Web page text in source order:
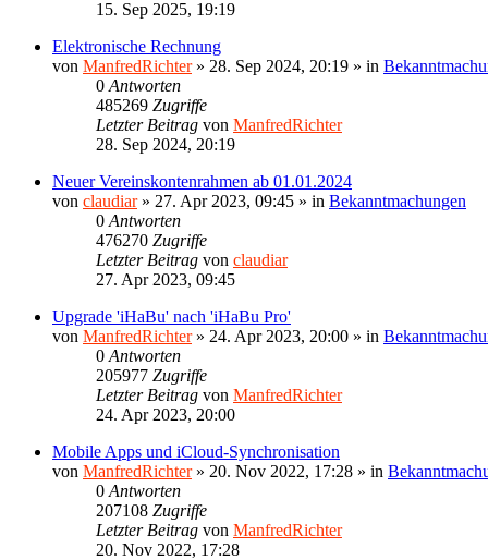
15. Sep 2025, 19:19
Elektronische Rechnung
von ManfredRichter» 28. Sep 2024, 20:19 » in
0 Antworten
485269 Zugriffe
Letzter Beitrag von ManfredRichter
28. Sep 2024, 20:19
Neuer Vereinskontenrahmen ab 01.01.2024
von claudiar» 27. Apr 2023, 09:45 » in Bekanntmachungen
0 Antworten
476270 Zugriffe
Letzter Beitrag von claudiar
27. Apr 2023, 09:45
Upgrade 'iHaBu' nach 'iHaBu Pro'
von ManfredRichter» 24. Apr 2023, 20:00 » in
0 Antworten
205977 Zugriffe
Letzter Beitrag von ManfredRichter
24. Apr 2023, 20:00
Mobile Apps und iCloud-Synchronisation
von ManfredRichter» 20. Nov 2022, 17:28 » in
0 Antworten
207108 Zugriffe
Letzter Beitrag von ManfredRichter
20. Nov 2022, 17:28